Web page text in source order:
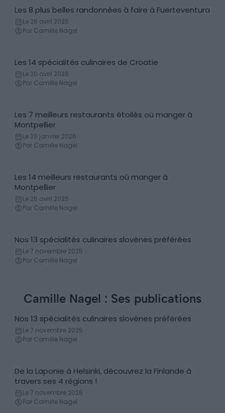
Randonnées
Les 8 plus belles randonnées à faire à Fuerteventura
Le 26 avril 2025
Par Camille Nagel
Gastronomie
Les 14 spécialités culinaires de Croatie
Le 20 avril 2026
Par Camille Nagel
Bars et restaurants
Les 7 meilleurs restaurants étoilés où manger à
Montpellier
Le 29 janvier 2026
Par Camille Nagel
Bars et restaurants
Les 14 meilleurs restaurants où manger à
Montpellier
Le 26 avril 2025
Par Camille Nagel
Gastronomie
Nos 13 spécialités culinaires slovènes préférées
Le 7 novembre 2025
Par Camille Nagel
Camille Nagel : Ses publications
Gastronomie
Nos 13 spécialités culinaires slovènes préférées
Le 7 novembre 2025
Par Camille Nagel
Découvertes
De la Laponie à Helsinki, découvrez la Finlande à
travers ses 4 régions !
Le 7 novembre 2025
Par Camille Nagel